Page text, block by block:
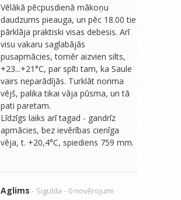
Vēlākā pēcpusdienā mākoņu
daudzums pieauga, un pēc 18.00 tie
pārklāja praktiski visas debesis. Arī
visu vakaru saglabājās
pusapmācies, tomēr aizvien silts,
+23...+21°C, par spīti tam, ka Saule
vairs neparādījās. Turklāt norima
vējš, palika tikai vāja pūsma, un tā
pati paretam.
Līdzīgs laiks arī tagad - gandrīz
apmācies, bez ievērības cienīga
vēja, t. +20,4°C, spiediens 759 mm.
Aglims - Sigulda - 0 novērojumi